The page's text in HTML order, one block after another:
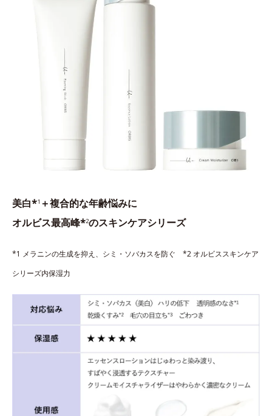
美白*1 ＋複合的な年齢悩みに
オルビス最高峰*2のスキンケアシリーズ
*1 メラニンの生成を抑え、シミ・ソバカスを防ぐ *2 オルビススキンケア
シリーズ内保湿力